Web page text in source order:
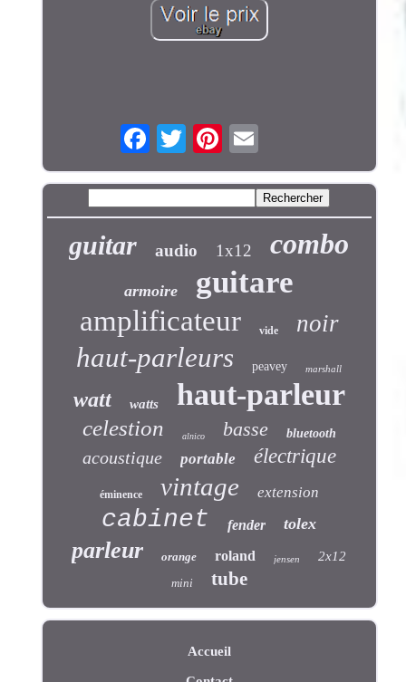
guitar audio 1x12 combo
armoire guitare
amplificateur vide noir
haut-parleurs peavey marshall
watt watts haut-parleur
celestion alnico basse bluetooth
acoustique portable électrique
éminence vintage extension
cabinet fender tolex
parleur orange roland jensen 2x12
mini tube
Accueil